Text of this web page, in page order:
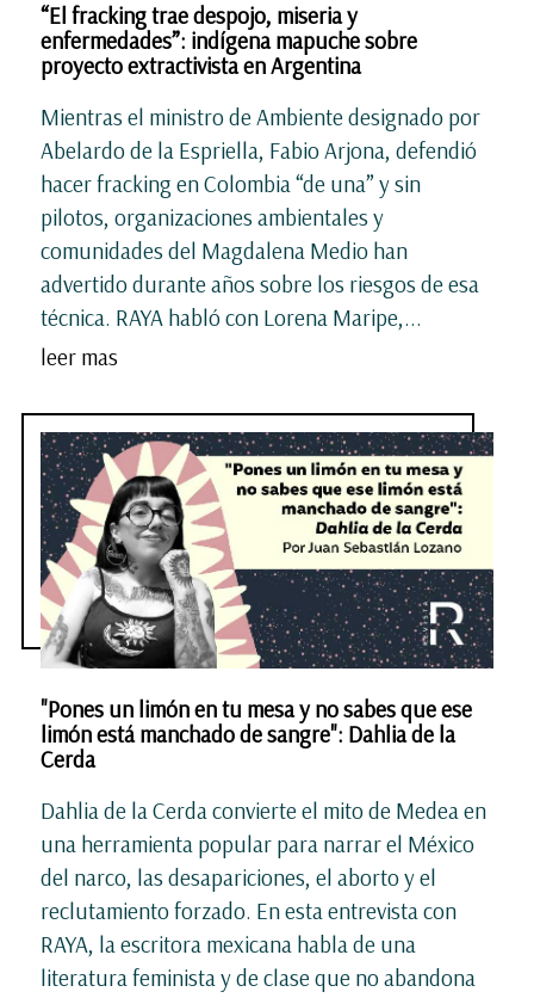
“El fracking trae despojo, miseria y
enfermedades”: indígena mapuche sobre
proyecto extractivista en Argentina
Mientras el ministro de Ambiente designado por
Abelardo de la Espriella, Fabio Arjona, defendió
hacer fracking en Colombia “de una” y sin
pilotos, organizaciones ambientales y
comunidades del Magdalena Medio han
advertido durante años sobre los riesgos de esa
técnica. RAYA habló con Lorena Maripe,...
leer mas
"Pones un limón en tu mesa y no sabes que ese
limón está manchado de sangre": Dahlia de la
Cerda
Dahlia de la Cerda convierte el mito de Medea en
una herramienta popular para narrar el México
del narco, las desapariciones, el aborto y el
reclutamiento forzado. En esta entrevista con
RAYA, la escritora mexicana habla de una
literatura feminista y de clase que no abandona